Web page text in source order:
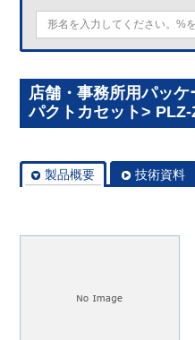
店舗・事務所用パッ
パクトカセット>
製品概要 技術資料